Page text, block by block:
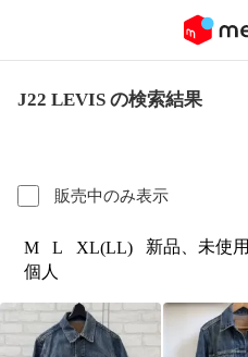
J22 LEVIS の検索結果
販売中のみ表示
M L XL(LL) 新品、未使用
個人